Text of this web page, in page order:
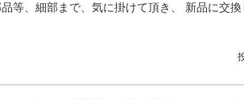
等、細部まで、気に掛けて頂き、 新品に交